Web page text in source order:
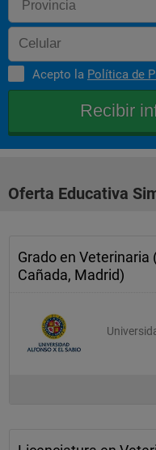
"
6,5
Matemáticas
4,5
Acepto la Política de
Oferta Educativa
Grado en Veterinaria
Cañada, Madrid)